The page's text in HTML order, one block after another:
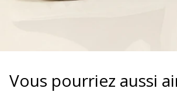
Vous pourriez aussi